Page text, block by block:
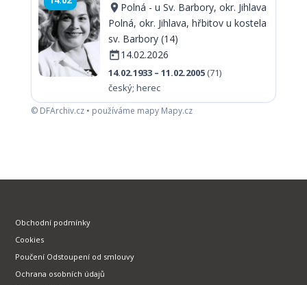
Polná - u Sv. Barbory, okr. Jihlava
Polná, okr. Jihlava, hřbitov u kostela
sv. Barbory (14)
14.02.2026
14.02.1933 – 11.02.2005 (71)
český; herec
© DFArchiv.cz • používáme mapy Mapy.cz
Obchodní podmínky
Cookies
Poučení Odstoupení od smlouvy
Ochrana osobních údajů